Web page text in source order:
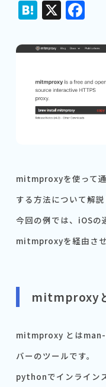
Hatena
X
mitmproxyを使って
する方法について解説
今回の例では、iOSの
mitmproxyを経由させ
mitmproxy
mitmproxy とは
バーのツールです。
pythonでインライン